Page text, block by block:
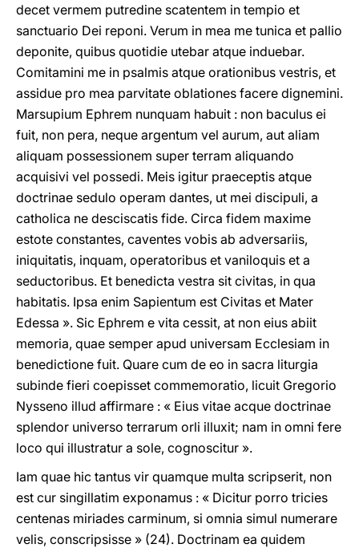
decet vermem putredine scatentem in tempio et
sanctuario Dei reponi. Verum in mea me tunica et pallio
deponite, quibus quotidie utebar atque induebar.
Comitamini me in psalmis atque orationibus vestris, et
assidue pro mea parvitate oblationes facere dignemini.
Marsupium Ephrem nunquam habuit : non baculus ei
fuit, non pera, neque argentum vel aurum, aut aliam
aliquam possessionem super terram aliquando
acquisivi vel possedi. Meis igitur praeceptis atque
doctrinae sedulo operam dantes, ut mei discipuli, a
catholica ne desciscatis fide. Circa fidem maxime
estote constantes, caventes vobis ab adversariis,
iniquitatis, inquam, operatoribus et vaniloquis et a
seductoribus. Et benedicta vestra sit civitas, in qua
habitatis. Ipsa enim Sapientum est Civitas et Mater
Edessa ». Sic Ephrem e vita cessit, at non eius abiit
memoria, quae semper apud universam Ecclesiam in
benedictione fuit. Quare cum de eo in sacra liturgia
subinde fieri coepisset commemoratio, licuit Gregorio
Nysseno illud affirmare : « Eius vitae acque doctrinae
splendor universo terrarum orli illuxit; nam in omni fere
loco qui illustratur a sole, cognoscitur ».
Iam quae hic tantus vir quamque multa scripserit, non
est cur singillatim exponamus : « Dicitur porro tricies
centenas miriades carminum, si omnia simul numerare
velis, conscripsisse » (24). Doctrinam ea quidem